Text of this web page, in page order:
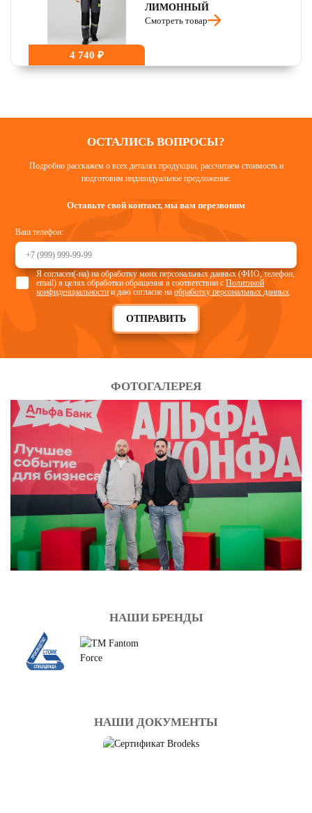
4 740 ₽
ЛИМОННЫЙ
Смотреть товар
ОСТАЛИСЬ ВОПРОСЫ?
Подробно расскажем о всех деталях продукции, рассчитаем стоимость и
подготовим индивидуальное предложение.
Оставьте свой контакт, мы вам перезвоним
Ваш телефон:
ОТПРАВИТЬ
Я согласен(-на) на обработку моих персональных данных (ФИО, телефон,
email) в целях обработки обращения в соответствии сПолитикой
конфиденциальности и даю согласие наобработку персональных данных
ФОТОГАЛЕРЕЯ
НАШИ БРЕНДЫ
НАШИ ДОКУМЕНТЫ